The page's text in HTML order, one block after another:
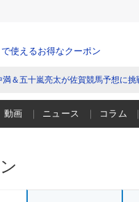
使えるお得なクーポン
満＆五十嵐亮太が佐賀競馬予想に挑
動画 ニュース コラム